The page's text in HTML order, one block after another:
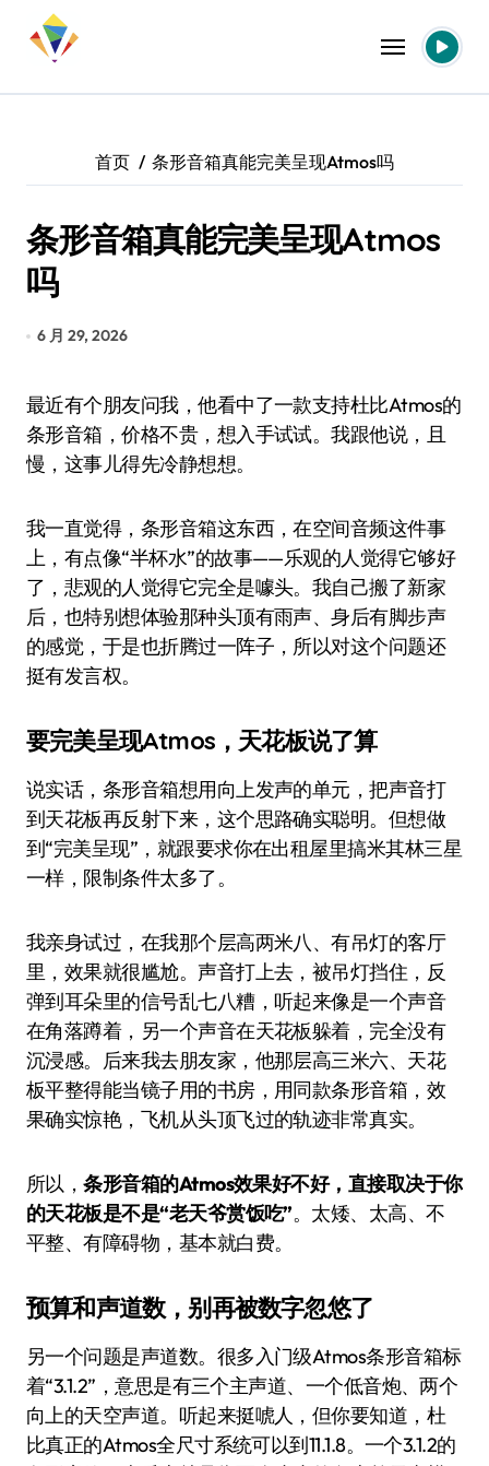
首页 条形音箱真能完美呈现Atmos吗
条形音箱真能完美呈现Atmos
吗
6 月 29, 2026
最近有个朋友问我，他看中了一款支持杜比Atmos的
条形音箱，价格不贵，想入手试试。我跟他说，且
慢，这事儿得先冷静想想。
我一直觉得，条形音箱这东西，在空间音频这件事
上，有点像“半杯水”的故事——乐观的人觉得它够好
了，悲观的人觉得它完全是噱头。我自己搬了新家
后，也特别想体验那种头顶有雨声、身后有脚步声
的感觉，于是也折腾过一阵子，所以对这个问题还
挺有发言权。
要完美呈现Atmos，天花板说了算
说实话，条形音箱想用向上发声的单元，把声音打
到天花板再反射下来，这个思路确实聪明。但想做
到“完美呈现”，就跟要求你在出租屋里搞米其林三星
一样，限制条件太多了。
我亲身试过，在我那个层高两米八、有吊灯的客厅
里，效果就很尴尬。声音打上去，被吊灯挡住，反
弹到耳朵里的信号乱七八糟，听起来像是一个声音
在角落蹲着，另一个声音在天花板躲着，完全没有
沉浸感。后来我去朋友家，他那层高三米六、天花
板平整得能当镜子用的书房，用同款条形音箱，效
果确实惊艳，飞机从头顶飞过的轨迹非常真实。
所以，条形音箱的Atmos效果好不好，直接取决于你
的天花板是不是“老天爷赏饭吃”。太矮、太高、不
平整、有障碍物，基本就白费。
预算和声道数，别再被数字忽悠了
另一个问题是声道数。很多入门级Atmos条形音箱标
着“3.1.2”，意思是有三个主声道、一个低音炮、两个
向上的天空声道。听起来挺唬人，但你要知道，杜
比真正的Atmos全尺寸系统可以到11.1.8。一个3.1.2的